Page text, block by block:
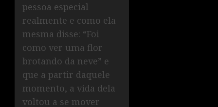
pessoa especial
realmente e como ela
mesma disse: “Foi
como ver uma flor
brotando da neve” e
que a partir daquele
momento, a vida dela
voltou a se mover